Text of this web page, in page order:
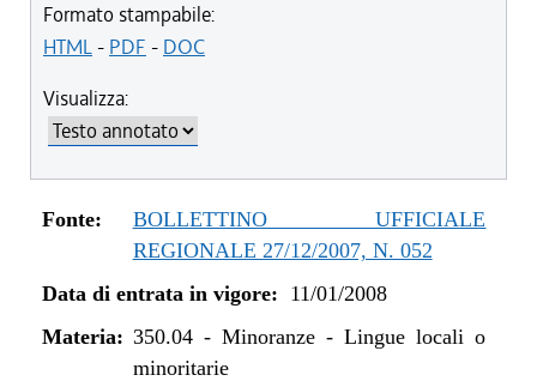
Formato stampabile:
HTML- PDF - DOC
Visualizza:
Fonte:
BOLLETTINO UFFICIALE
REGIONALE 27/12/2007, N. 052
Data di entrata in vigore: 11/01/2008
Materia: 350.04- Minoranze - Lingue locali o
minoritarie